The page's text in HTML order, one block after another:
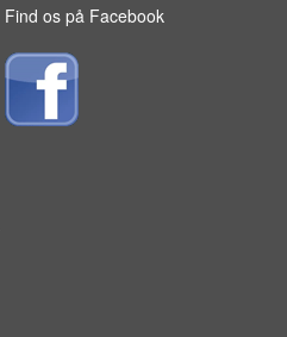
Find os på Facebook